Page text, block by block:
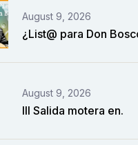
August 9, 2026
¿List@ para Don
August 9, 2026
III Salida motera en.